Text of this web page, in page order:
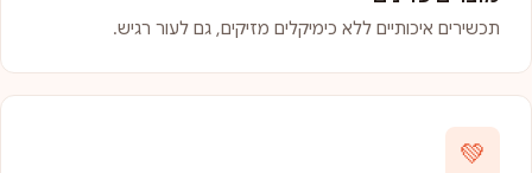
תכשירים איכותיים ללא כימיקלים מזיקים, גם לעור רגיש.
💚